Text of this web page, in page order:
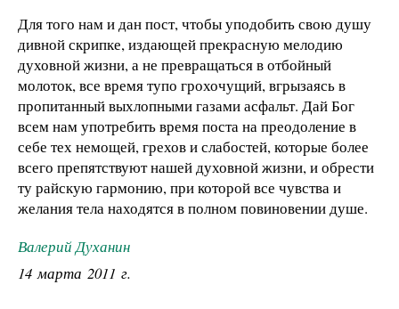
Для того нам и дан пост, чтобы уподобить свою душу
дивной скрипке, издающей прекрасную мелодию
духовной жизни, а не превращаться в отбойный
молоток, все время тупо грохочущий, вгрызаясь в
пропитанный выхлопными газами асфальт. Дай Бог
всем нам употребить время поста на преодоление в
себе тех немощей, грехов и слабостей, которые более
всего препятствуют нашей духовной жизни, и обрести
ту райскую гармонию, при которой все чувства и
желания тела находятся в полном повиновении душе.
Валерий Духанин
14 марта 2011 г.